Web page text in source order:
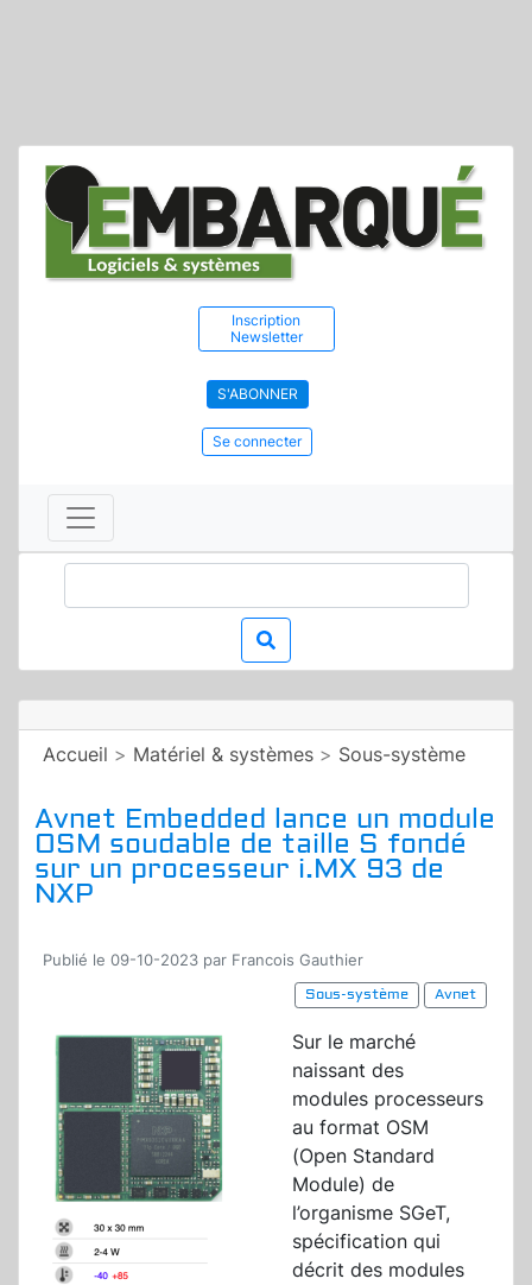
Inscription
Newsletter
S'ABONNER
Se connecter
Accueil > Matériel & systèmes > Sous-système
Avnet Embedded lance un module
OSM soudable de taille S fondé
sur un processeur i.MX 93 de
NXP
Publié le 09-10-2023 par Francois Gauthier
Sous-système
Avnet
Sur le marché
naissant des
modules processeurs
au format OSM
(Open Standard
Module) de
l’organisme SGeT,
spécification qui
décrit des modules